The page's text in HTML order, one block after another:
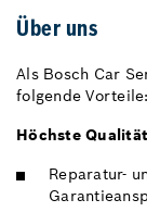
Über uns
Als Bosch Car
folgende Vorteile:
Höchste
Reparatur-